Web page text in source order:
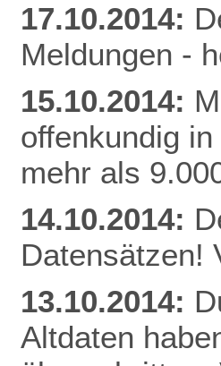
17.10.2014:
Meldungen -
15.10.2014:
offenkundig
mehr als
14.10.2014:
Datensätzen!
13.10.2014:
Altdaten